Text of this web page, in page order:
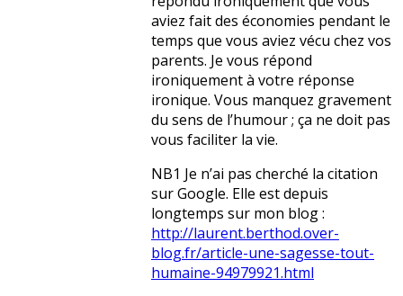
aviez fait des économies pendant le
temps que vous aviez vécu chez vos
parents. Je vous répond
ironiquement à votre réponse
ironique. Vous manquez gravement
du sens de l’humour ; ça ne doit pas
vous faciliter la vie.
NB1 Je n’ai pas cherché la citation
sur Google. Elle est depuis
longtemps sur mon blog :
http://laurent.berthod.over-
blog.fr/article-une-sagesse-tout-
humaine-94979921.html